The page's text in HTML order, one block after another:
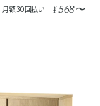
月額30回払い ¥568〜